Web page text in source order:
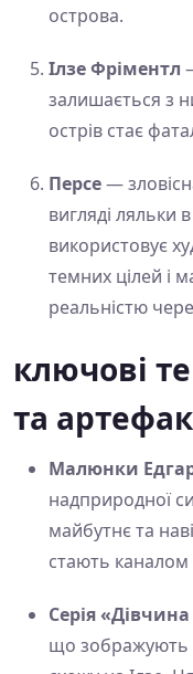
острова.
Ілзе Фріментл
залишається з
острів стає
Персе—
вигляді ляльки
використовує
темних цілей і
реальністю
ключові
та
Малюнки
надприродної
майбутнє та
стають
Серія
що зображують